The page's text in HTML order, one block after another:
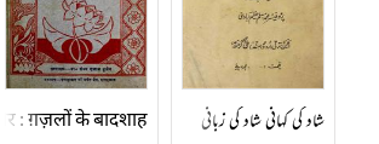
شاد کی کہانی شاد کی زبانی मीर : ग़ज़लों के बादशाह